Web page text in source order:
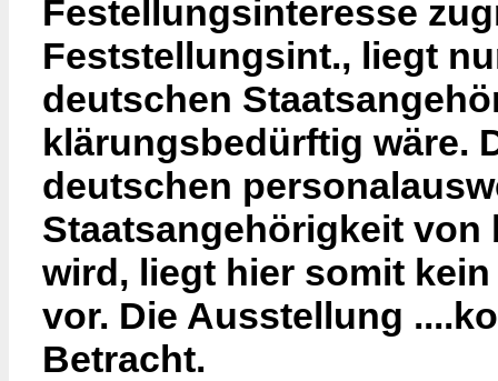
Festellungsinteresse
Feststellungsint., liegt
deutschen
klärungsbedürftig wäre.
deutschen
Staatsangehörigkeit
wird, liegt hier somit
vor. Die Ausstellung
Betracht.